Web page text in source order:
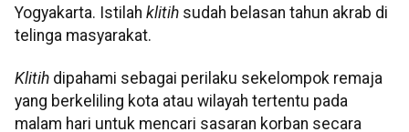
Yogyakarta. Istilah klitih sudah belasan tahun akrab di
telinga masyarakat.
Klitih dipahami sebagai perilaku sekelompok remaja
yang berkeliling kota atau wilayah tertentu pada
malam hari untuk mencari sasaran korban secara